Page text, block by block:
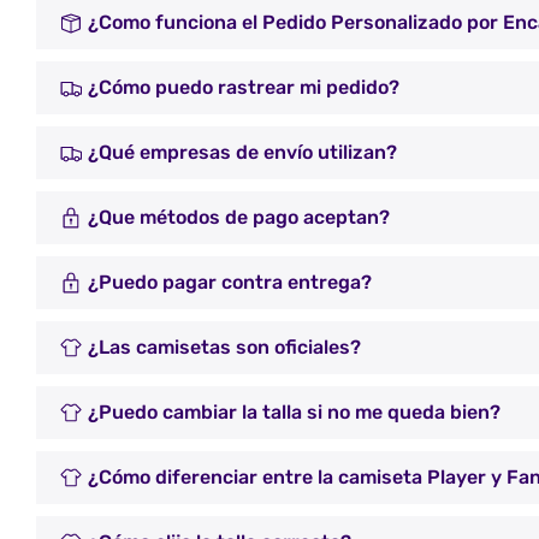
¿Como funciona el Pedido Personalizado por
¿Cómo puedo rastrear mi pedido?
¿Qué empresas de envío utilizan?
¿Que métodos de pago aceptan?
¿Puedo pagar contra entrega?
¿Las camisetas son oficiales?
¿Puedo cambiar la talla si no me queda bien?
¿Cómo diferenciar entre la camiseta Player y